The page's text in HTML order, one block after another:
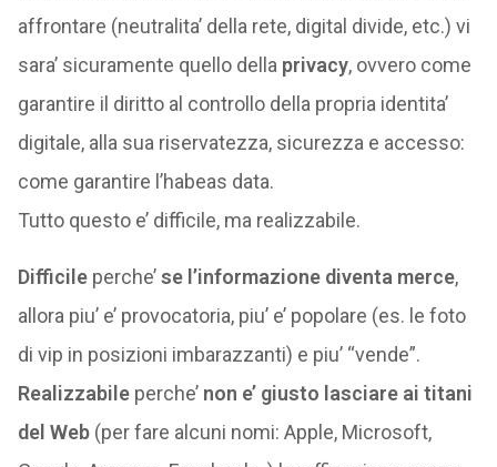
affrontare (neutralita’ della rete, digital divide, etc.) vi
sara’ sicuramente quello della privacy, ovvero come
garantire il diritto al controllo della propria identita’
digitale, alla sua riservatezza, sicurezza e accesso:
come garantire l’habeas data.
Tutto questo e’ difficile, ma realizzabile.
Difficile perche’se l’informazione diventa merce,
allora piu’ e’ provocatoria, piu’ e’ popolare (es. le foto
di vip in posizioni imbarazzanti) e piu’ “vende”.
Realizzabile perche’ non e’ giusto lasciare ai titani
del Web (per fare alcuni nomi: Apple, Microsoft,